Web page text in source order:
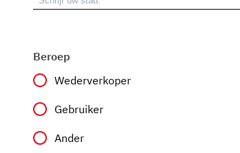
Beroep
Wederverkoper
Gebruiker
Ander